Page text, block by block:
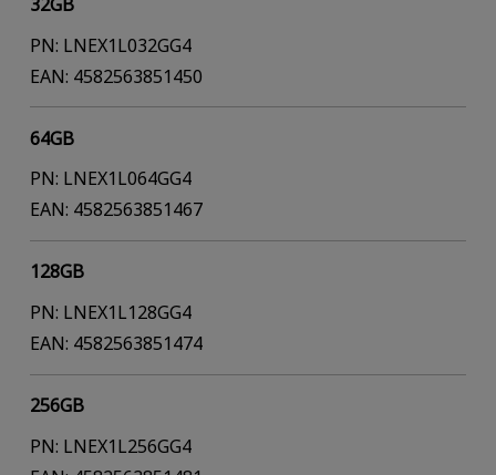
PN: LNEX1L032GG4
EAN: 4582563851450
64GB
PN: LNEX1L064GG4
EAN: 4582563851467
128GB
PN: LNEX1L128GG4
EAN: 4582563851474
256GB
PN: LNEX1L256GG4